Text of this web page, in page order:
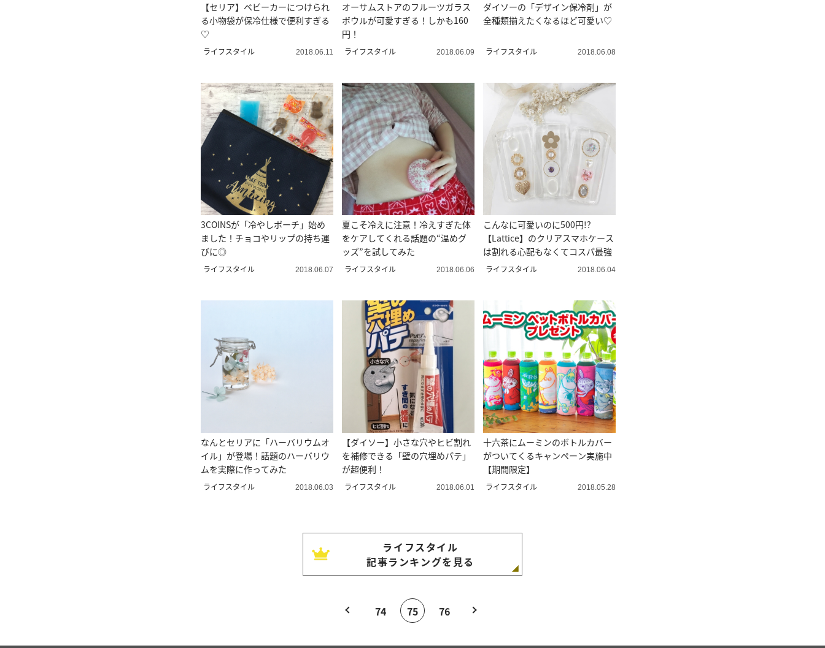
【セリア】ベビーカーにつけられ
る小物袋が保冷仕様で便利すぎる
♡
ライフスタイル 2018.06.11
オーサムストアのフルーツガラス
ボウルが可愛すぎる！しかも160
円！
ライフスタイル 2018.06.09
ダイソーの「デザイン保冷剤」が
全種類揃えたくなるほど可愛い♡
ライフスタイル 2018.06.08
3COINSが「冷やしポーチ」始め
ました！チョコやリップの持ち運
びに◎
ライフスタイル 2018.06.07
夏こそ冷えに注意！冷えすぎた体
をケアしてくれる話題の“温めグ
ッズ”を試してみた
ライフスタイル 2018.06.06
こんなに可愛いのに500円!?
【Lattice】のクリアスマホケース
は割れる心配もなくてコスパ最強
ライフスタイル 2018.06.04
なんとセリアに「ハーバリウムオ
イル」が登場！話題のハーバリウ
ムを実際に作ってみた
ライフスタイル 2018.06.03
【ダイソー】小さな穴やヒビ割れ
を補修できる「壁の穴埋めパテ」
が超便利！
ライフスタイル 2018.06.01
十六茶にムーミンのボトルカバー
がついてくるキャンペーン実施中
【期間限定】
ライフスタイル 2018.05.28
ライフスタイル
記事ランキングを見る
74 75 76